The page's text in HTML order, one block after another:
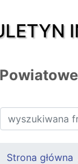
Strona główna